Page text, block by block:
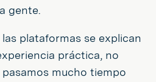
gente.
plataformas se explican
práctica, no
mucho tiempo